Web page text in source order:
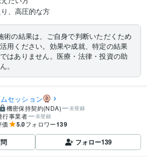
術の結果は、ご自身で判断いただくため
用ください。効果や成就、特定の結果
はありません。医療・法律・投資の助
。
セッション
機密保持契約(NDA) 未登録
行事業者 未登録
価 5.0フォロワー139
フォロー139